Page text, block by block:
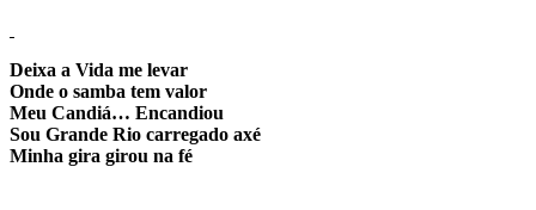
Deixa a Vida me levar
Onde o samba tem valor
Meu Candiá… Encandiou
Sou Grande Rio carregado axé
Minha gira girou na fé